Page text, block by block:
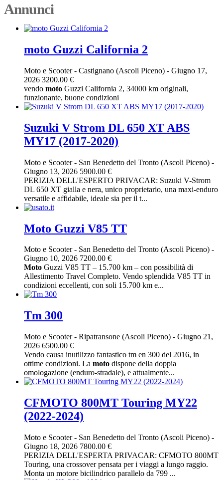
Annunci
moto Guzzi California 2
Moto e Scooter- Castignano (Ascoli Piceno) - Giugno 17,
2026 3200.00 €
vendo moto Guzzi California 2, 34000 km originali,
funzionante, buone condizioni
Suzuki V Strom DL 650 XT ABS
MY17 (2017-2020)
Moto e Scooter- San Benedetto del Tronto (Ascoli Piceno) -
Giugno 13, 2026 5900.00 €
PERIZIA DELL'ESPERTO PRIVACAR: Suzuki V-Strom
DL 650 XT gialla e nera, unico proprietario, una maxi-enduro
versatile e affidabile, ideale sia per il t...
Moto Guzzi V85 TT
Moto e Scooter- San Benedetto del Tronto (Ascoli Piceno) -
Giugno 10, 2026 7200.00 €
Moto Guzzi V85 TT – 15.700 km – con possibilità di
Allestimento Travel Completo. Vendo splendida V85 TT in
condizioni eccellenti, con soli 15.700 km e...
Tm 300
Moto e Scooter- Ripatransone (Ascoli Piceno) - Giugno 21,
2026 6500.00 €
Vendo causa inutilizzo fantastico tm en 300 del 2016, in
ottime condizioni. La moto dispone della doppia
omologazione (enduro-stradale), e attualmente...
CFMOTO 800MT Touring MY22
(2022-2024)
Moto e Scooter- San Benedetto del Tronto (Ascoli Piceno) -
Giugno 18, 2026 7800.00 €
PERIZIA DELL'ESPERTA PRIVACAR: CFMOTO 800MT
Touring, una crossover pensata per i viaggi a lungo raggio.
Monta un motore bicilindrico parallelo da 799 ...